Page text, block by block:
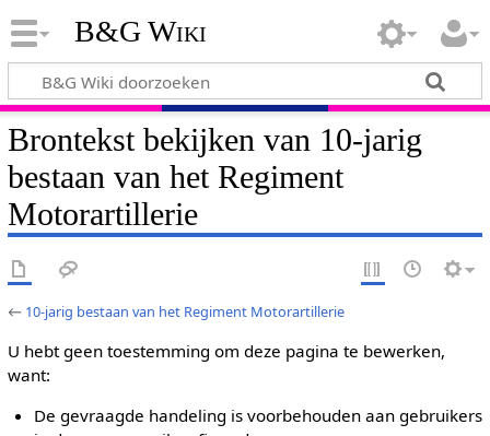
B&G Wiki
Brontekst bekijken van 10-jarig
bestaan van het Regiment
Motorartillerie
← 10-jarig bestaan van het Regiment Motorartillerie
U hebt geen toestemming om deze pagina te bewerken,
want:
De gevraagde handeling is voorbehouden aan gebruikers